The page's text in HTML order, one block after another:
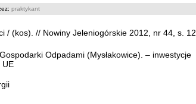
praktykant
/ (kos). // Nowiny Jeleniogórskie 2012, nr 44, s. 12
Odpadami (Mysłakowice). – inwestycje
UE